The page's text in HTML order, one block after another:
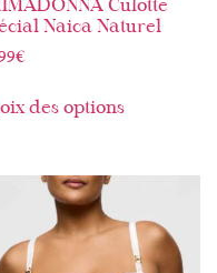
Culotte
Naica Naturel
€
des options